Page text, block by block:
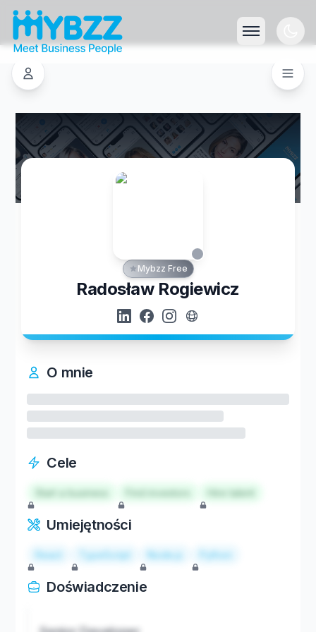
Mybzz Free
Radosław Rogiewicz
O mnie
Cele
Start a business Hire talent
Umiejętności
React TypeScript Node.js Python
Doświadczenie